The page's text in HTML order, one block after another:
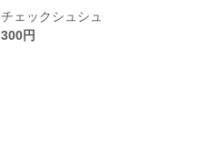
チェックシュシュ
300円